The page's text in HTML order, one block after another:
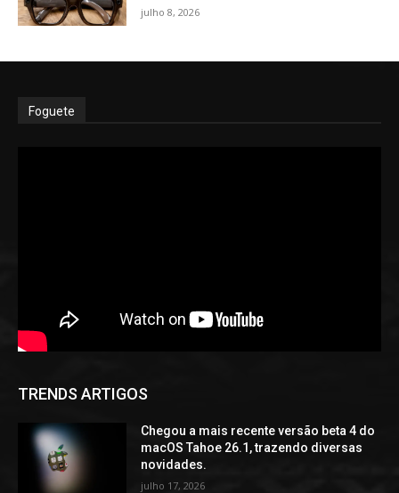
julho 8, 2026
Foguete
TRENDS ARTIGOS
Chegou a mais recente versão beta 4 do
macOS Tahoe 26.1, trazendo diversas
novidades.
julho 17, 2026